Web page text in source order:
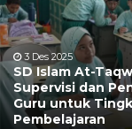
3 Des 2025
SD Islam At-
Supervisi dan
Guru untuk
Pembelajaran